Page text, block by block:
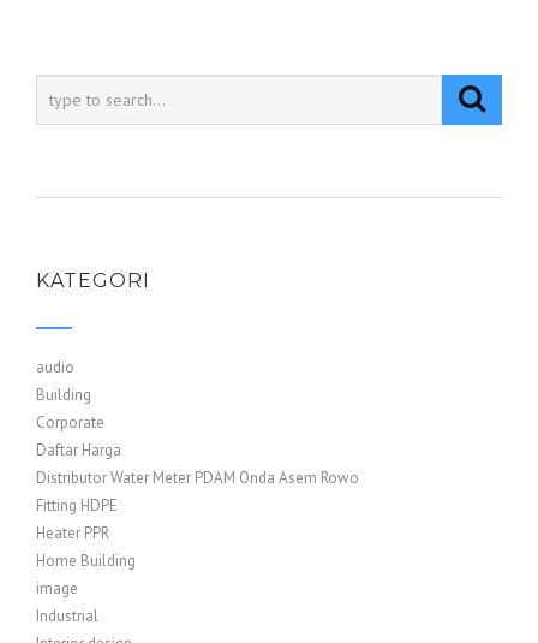
KATEGORI
audio
Building
Corporate
Daftar Harga
Distributor Water Meter PDAM Onda Asem Rowo
Fitting HDPE
Heater PPR
Home Building
image
Industrial